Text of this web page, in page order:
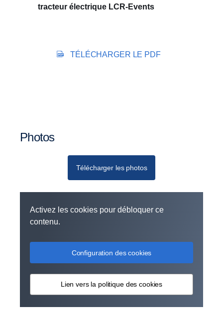
tracteur électrique LCR-Events
TÉLÉCHARGER LE PDF
Photos
Télécharger les photos
Activez les cookies pour débloquer ce
contenu.
Configuration des cookies
Lien vers la politique des cookies